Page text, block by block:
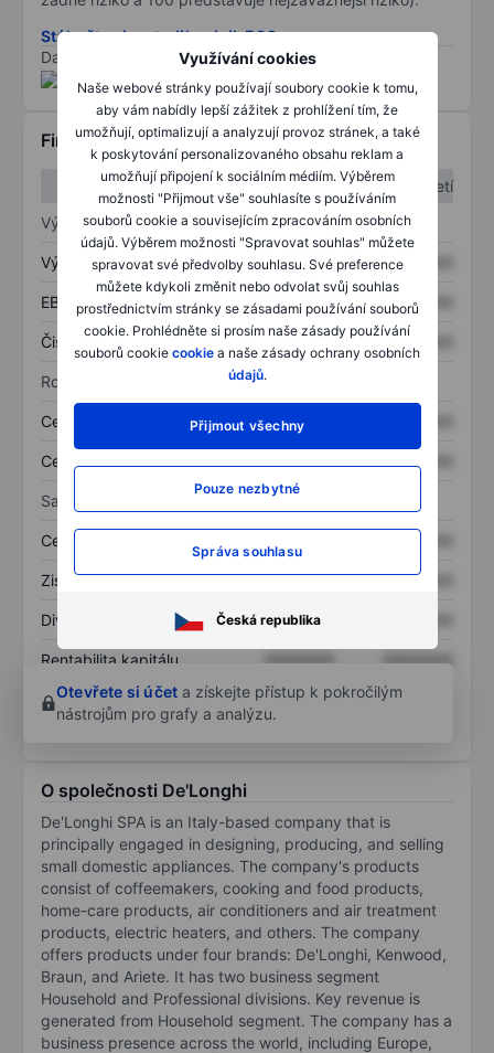
Využívání cookies
Naše webové stránky používají soubory cookie k tomu,
aby vám nabídly lepší zážitek z prohlížení tím, že
umožňují, optimalizují a analyzují provoz stránek, a také
k poskytování personalizovaného obsahu reklam a
umožňují připojení k sociálním médiím. Výběrem
možnosti "Přijmout vše" souhlasíte s používáním
souborů cookie a souvisejícím zpracováním osobních
údajů. Výběrem možnosti "Spravovat souhlas" můžete
spravovat své předvolby souhlasu. Své preference
můžete kdykoli změnit nebo odvolat svůj souhlas
prostřednictvím stránky se zásadami používání souborů
cookie. Prohlédněte si prosím naše zásady používání
souborů cookie cookie a naše zásady ochrany osobních
údajů.
Přijmout všechny
Pouze nezbytné
Správa souhlasu
Česká republika
Stáhněte si metodiku rizik ESG
Data poskytnuta od
/
Finanční informace
1. čtvrtletí
2. čtvrtletí
Výkaz zisku a ztráty
Výnos XXXXXXX XXXXXXX
EBITDA XXXXXXX XXXXXXX
Čistý příjem XXXXXXX XXXXXXX
Rozvaha
Celková aktiva XXXXXXX
Celkový dluh
Sazby
Cena/tržby
Zisk na akcii XXXXXXX XXXXXXX
Dividenda na akcii XXXXXXX
Rentabilita kapitálu XXXXXXX
XXXXXXX
Otevřete si účet a získejte přístup k pokročilým
nástrojům pro grafy a analýzu.
O společnosti De'Longhi
De'Longhi SPA is an Italy-based company that is
principally engaged in designing, producing, and selling
small domestic appliances. The company's products
consist of coffeemakers, cooking and food products,
home-care products, air conditioners and air treatment
products, electric heaters, and others. The company
offers products under four brands: De'Longhi, Kenwood,
Braun, and Ariete. It has two business segment
Household and Professional divisions. Key revenue is
generated from Household segment. The company has a
business presence across the world, including Europe,